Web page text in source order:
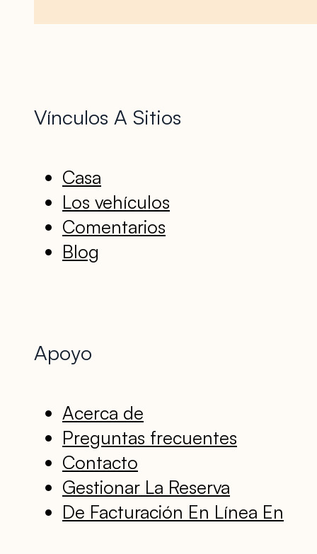
Vínculos A Sitios
Casa
Los vehículos
Comentarios
Blog
Apoyo
Acerca de
Preguntas frecuentes
Contacto
Gestionar La Reserva
De Facturación En Línea En